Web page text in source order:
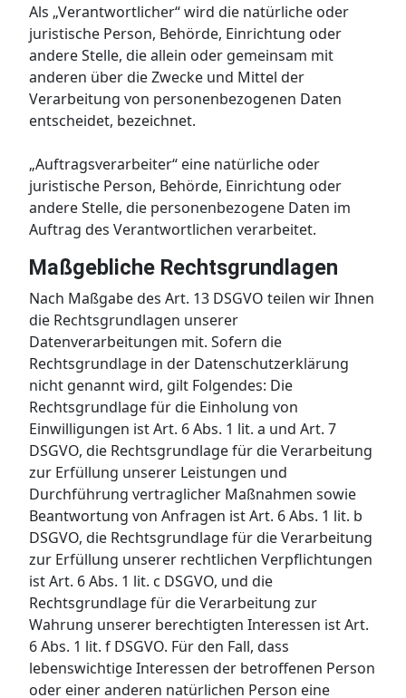
Als „Verantwortlicher“ wird die natürliche oder
juristische Person, Behörde, Einrichtung oder
andere Stelle, die allein oder gemeinsam mit
anderen über die Zwecke und Mittel der
Verarbeitung von personenbezogenen Daten
entscheidet, bezeichnet.
„Auftragsverarbeiter“ eine natürliche oder
juristische Person, Behörde, Einrichtung oder
andere Stelle, die personenbezogene Daten im
Auftrag des Verantwortlichen verarbeitet.
Maßgebliche Rechtsgrundlagen
Nach Maßgabe des Art. 13 DSGVO teilen wir Ihnen
die Rechtsgrundlagen unserer
Datenverarbeitungen mit. Sofern die
Rechtsgrundlage in der Datenschutzerklärung
nicht genannt wird, gilt Folgendes: Die
Rechtsgrundlage für die Einholung von
Einwilligungen ist Art. 6 Abs. 1 lit. a und Art. 7
DSGVO, die Rechtsgrundlage für die Verarbeitung
zur Erfüllung unserer Leistungen und
Durchführung vertraglicher Maßnahmen sowie
Beantwortung von Anfragen ist Art. 6 Abs. 1 lit. b
DSGVO, die Rechtsgrundlage für die Verarbeitung
zur Erfüllung unserer rechtlichen Verpflichtungen
ist Art. 6 Abs. 1 lit. c DSGVO, und die
Rechtsgrundlage für die Verarbeitung zur
Wahrung unserer berechtigten Interessen ist Art.
6 Abs. 1 lit. f DSGVO. Für den Fall, dass
lebenswichtige Interessen der betroffenen Person
oder einer anderen natürlichen Person eine